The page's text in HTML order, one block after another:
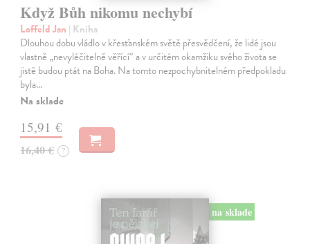
Když Bůh nikomu nechybí
Loffeld Jan | Kniha
Dlouhou dobu vládlo v křesťanském světě přesvědčení, že lidé jsou
vlastně „nevyléčitelně věřící“ a v určitém okamžiku svého života se
jistě budou ptát na Boha. Na tomto nezpochybnitelném předpokladu
byla…
Na sklade
15,91 €
16,40 € ?
na sklade